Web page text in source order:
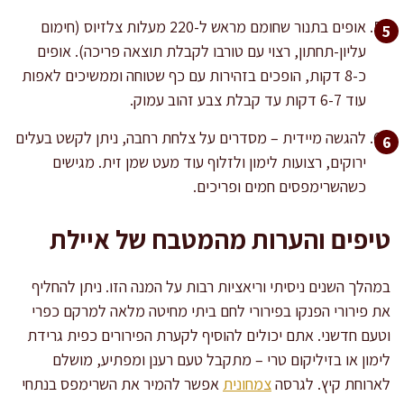
אופים בתנור שחומם מראש ל-220 מעלות צלזיוס (חימום
עליון-תחתון, רצוי עם טורבו לקבלת תוצאה פריכה). אופים
כ-8 דקות, הופכים בזהירות עם כף שטוחה וממשיכים לאפות
עוד 6-7 דקות עד קבלת צבע זהוב עמוק.
להגשה מיידית – מסדרים על צלחת רחבה, ניתן לקשט בעלים
ירוקים, רצועות לימון ולזלוף עוד מעט שמן זית. מגישים
כשהשרימפסים חמים ופריכים.
טיפים והערות מהמטבח של איילת
במהלך השנים ניסיתי וריאציות רבות על המנה הזו. ניתן להחליף
את פירורי הפנקו בפירורי לחם ביתי מחיטה מלאה למרקם כפרי
וטעם חדשני. אתם יכולים להוסיף לקערת הפירורים כפית גרידת
לימון או בזיליקום טרי – מתקבל טעם רענן ומפתיע, מושלם
לארוחת קיץ. לגרסהצמחונית אפשר להמיר את השרימפס בנתחי